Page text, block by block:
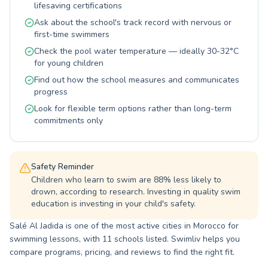
عالي الجودة في الأجواء المبهجة لـ المسبح المغطى
سلا الجديدة. إنهم يحرصون على خلق بيئة مواتية
للتعلم، حيث يتقدم الجميع بأسلوبهم الخاص بثقة تامة.
تعال وانزل إلى الماء معنا لتجربة مائية غنية ولحظات
من الاسترخاء الخالص.
lifesaving certifications
Ask about the school's track record with nervous or
first-time swimmers
Check the pool water temperature — ideally 30-32°C
for young children
Find out how the school measures and communicates
progress
Look for flexible term options rather than long-term
commitments only
Safety Reminder
Children who learn to swim are 88% less likely to
drown, according to research. Investing in quality swim
education is investing in your child's safety.
Salé Al Jadida is one of the most active cities in Morocco for
swimming lessons, with 11 schools listed. Swimliv helps you
compare programs, pricing, and reviews to find the right fit.